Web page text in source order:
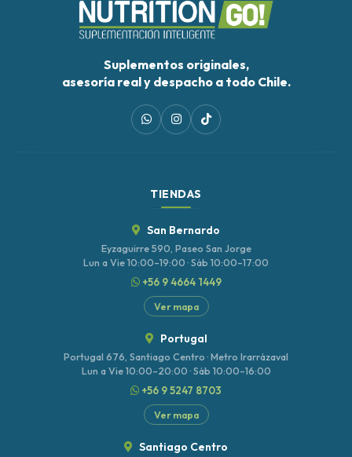
Suplementos originales,
asesoría real y despacho a todo Chile.
TIENDAS
San Bernardo
Eyzaguirre 590, Paseo San Jorge
Lun a Vie 10:00–19:00 · Sáb 10:00–17:00
+56 9 4664 1449
Ver mapa
Portugal
Portugal 676, Santiago Centro · Metro Irarrázaval
Lun a Vie 10:00–20:00 · Sáb 10:00–16:00
+56 9 5247 8703
Ver mapa
Santiago Centro